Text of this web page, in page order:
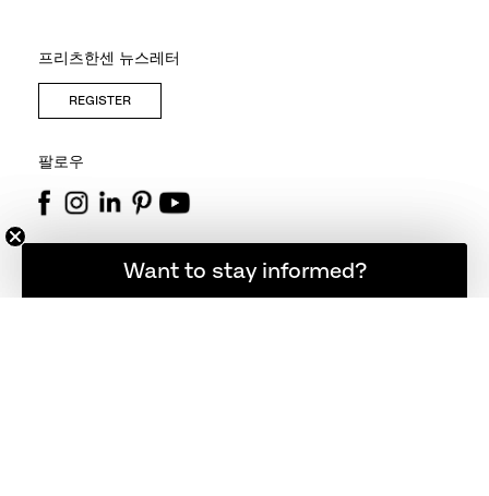
프리츠한센 뉴스레터
REGISTER
팔로우
+45 48 17 23 00
소식을 계속 받아보고 싶으신가요?
Want to stay informed?